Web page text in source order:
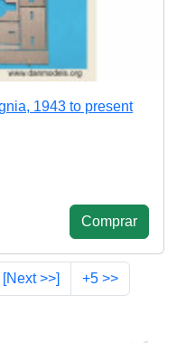
1943 to present
Сomprar
[Next >>] +5 >>